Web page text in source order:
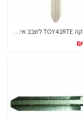
גלם סילקה TOY41RTE לשבב אימובילייזר
₪